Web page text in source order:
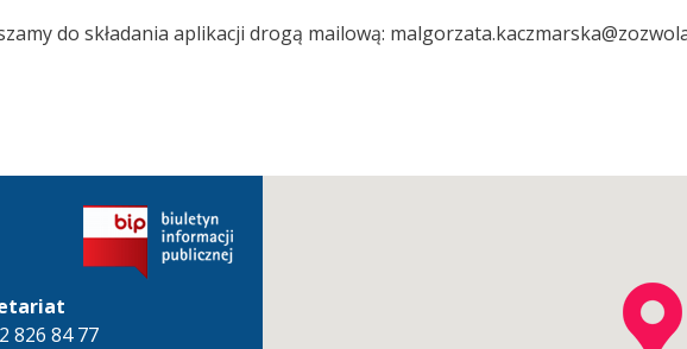
do składania aplikacji drogą mailową:
826 84 77